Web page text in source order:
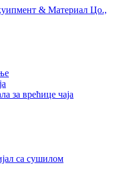
за врећице чаја
са сушилом